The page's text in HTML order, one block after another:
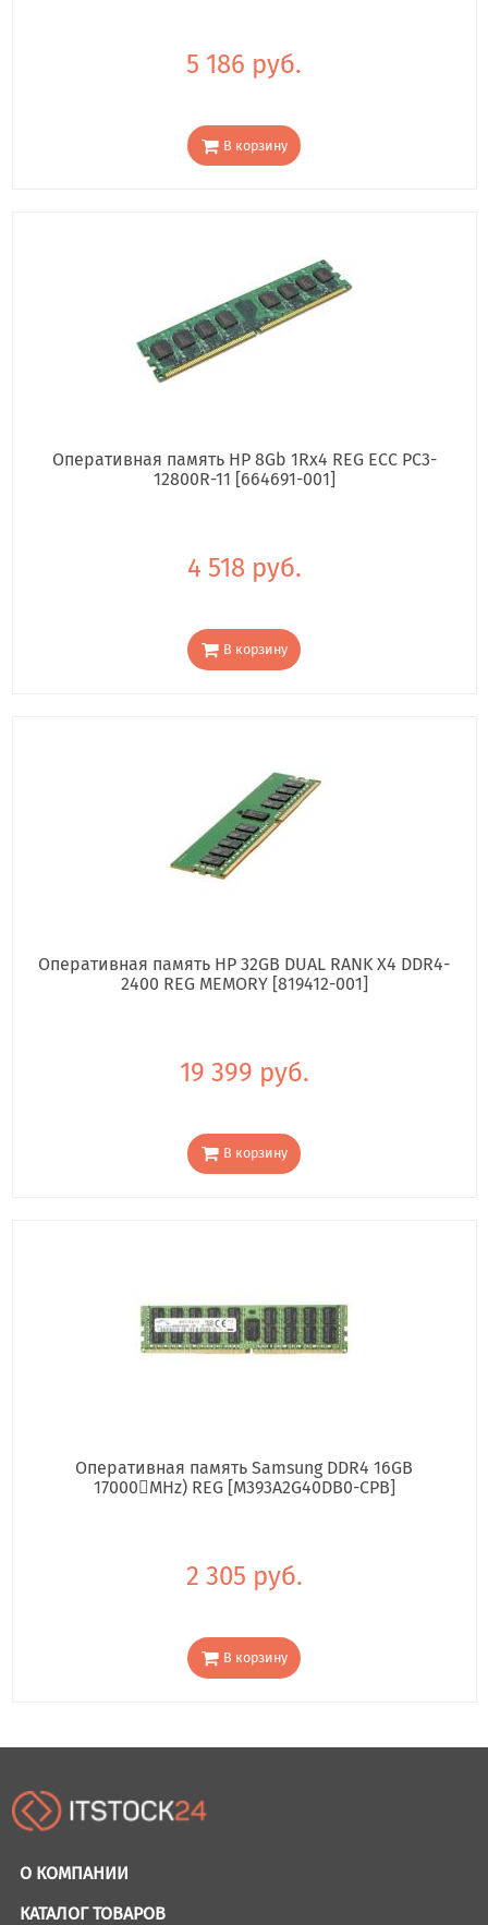
5 186 руб.
В корзину
Оперативная память HP 8Gb 1Rx4 REG ECC PC3-
12800R-11 [664691-001]
4 518 руб.
В корзину
Оперативная память HP 32GB DUAL RANK X4 DDR4-
2400 REG MEMORY [819412-001]
19 399 руб.
В корзину
Оперативная память Samsung DDR4 16GB
17000񢋕MHz) REG [M393A2G40DB0-CPB]
2 305 руб.
В корзину
О КОМПАНИИ
КАТАЛОГ ТОВАРОВ